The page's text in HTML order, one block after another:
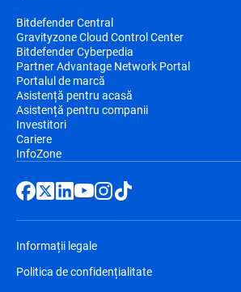
Bitdefender Central
Gravityzone Cloud Control Center
Bitdefender Cyberpedia
Partner Advantage Network Portal
Portalul de marcă
Asistență pentru acasă
Asistență pentru companii
Investitori
Cariere
InfoZone
Informații legale
Politica de confidențialitate